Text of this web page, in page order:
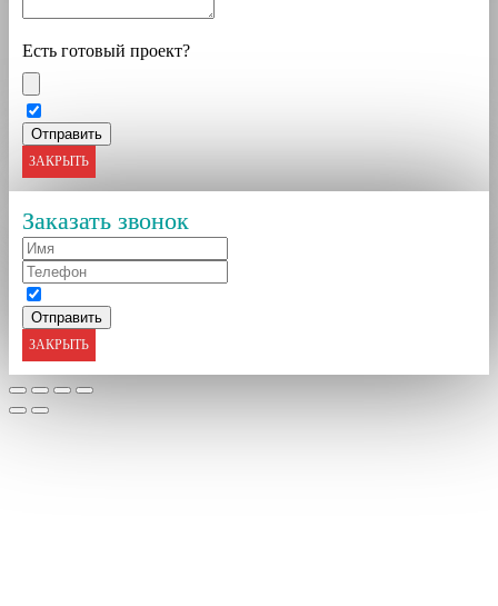
Есть готовый проект?
ЗАКРЫТЬ
Заказать звонок
ЗАКРЫТЬ